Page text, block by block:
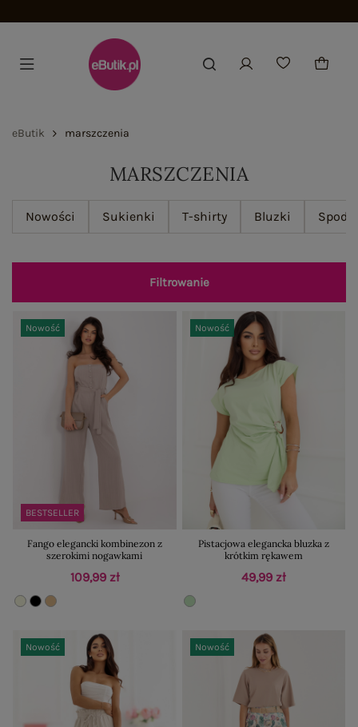
eButik marszczenia
MARSZCZENIA
Nowości Sukienki T-shirty Bluzki
Filtrowanie
BESTSELLER
Nowość
Fango elegancki kombinezon z
szerokimi nogawkami
109,99 zł
Nowość
Pistacjowa elegancka bluzka z
krótkim rękawem
49,99 zł
Nowość Nowość